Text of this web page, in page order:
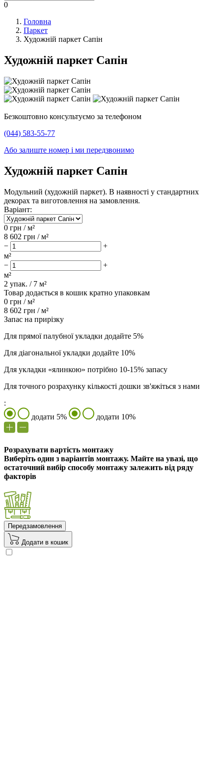
0
Головна
Паркет
Художній паркет Сапін
Художній паркет Сапін
Безкоштовно консультуємо за телефоном
(044) 583-55-77
Або залиште номер і ми передзвонимо
Художній паркет Сапін
Модульний (художній паркет). В наявності у стандартних
декорах та виготовлення на замовлення.
Варіант:
0 грн / м²
8 602 грн / м²
−
+
м²
−
+
м²
2 упак. / 7 м²
Товар додається в кошик кратно упаковкам
0 грн /м²
8 602 грн /м²
Запас на прирізку
Для прямої палубної укладки додайте 5%
Для діагональної укладки додайте 10%
Для укладки «ялинкою» потрібно 10-15% запасу
Для точного розрахунку кількості дошки зв'яжіться з нами
:
додати 5%
додати 10%
Розрахувати вартість монтажу
Виберіть один з варіантів монтажу. Майте на увазі, що
остаточний вибір способу монтажу залежить від ряду
факторів
Передзамовлення
Додати в кошик